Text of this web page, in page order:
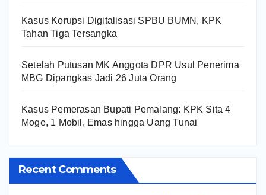
Kasus Korupsi Digitalisasi SPBU BUMN, KPK
Tahan Tiga Tersangka
Setelah Putusan MK Anggota DPR Usul Penerima
MBG Dipangkas Jadi 26 Juta Orang
Kasus Pemerasan Bupati Pemalang: KPK Sita 4
Moge, 1 Mobil, Emas hingga Uang Tunai
Recent Comments